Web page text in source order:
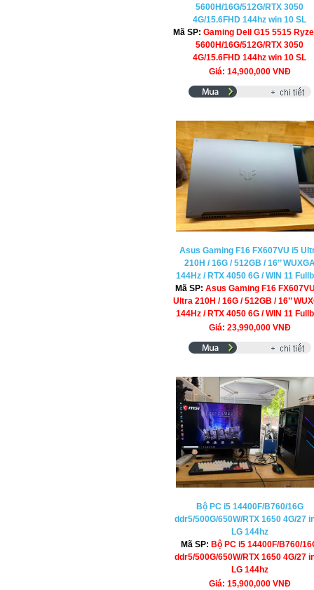
5600H/16G/512G/RTX 3050
4G/15.6FHD 144hz win 10 SL
Mã SP:Gaming Dell G15 5515
5600H/16G/512G/RTX 3050
4G/15.6FHD 144hz win 10 SL
Giá: 14,900,000 VNĐ
Asus Gaming F16 FX607VU i5
210H / 16G / 512GB / 16’’
144Hz / RTX 4050 6G / WIN 11
Mã SP: Asus Gaming F16
Ultra 210H / 16G / 512GB / 16’’
144Hz / RTX 4050 6G / WIN 11
Giá: 23,990,000 VNĐ
Bộ PC i5 14400F/B760/16G
ddr5/500G/650W/RTX 1650 4G/27
LG 144hz
Mã SP: Bộ PC i5 14400F/B760/
ddr5/500G/650W/RTX 1650 4G/27
LG 144hz
Giá: 15,900,000 VNĐ